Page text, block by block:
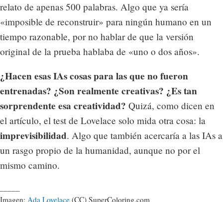
relato de apenas 500 palabras. Algo que ya sería
«imposible de reconstruir» para ningún humano en un
tiempo razonable, por no hablar de que la versión
original de la prueba hablaba de «uno o dos años».
¿Hacen esas IAs cosas para las que no fueron
entrenadas? ¿Son realmente creativas? ¿Es tan
sorprendente esa creatividad? Quizá, como dicen en
el artículo, el test de Lovelace solo mida otra cosa: la
imprevisibilidad. Algo que también acercaría a las IAs a
un rasgo propio de la humanidad, aunque no por el
mismo camino.
Imagen: Ada Lovelace (CC) SuperColoring.com